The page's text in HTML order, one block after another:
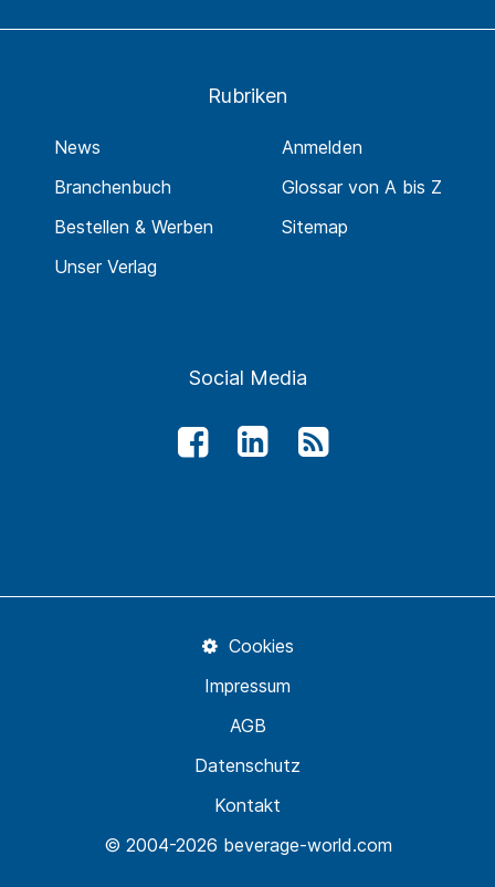
Rubriken
News
Branchenbuch
Bestellen & Werben
Unser Verlag
Anmelden
Glossar von A bis Z
Sitemap
Social Media
© 2004-2026 beverage-world.com
Kontakt
Datenschutz
AGB
Impressum
Cookies